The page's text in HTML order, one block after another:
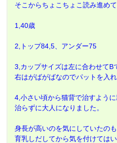
そこからちょこちょこ読み進めて
1,40歳
2,トップ84,5、アンダー75
3,カップサイズは左に合わせてB
右はがばがばなのでパットを入れ
4,小さい頃から猫背で治すよう
治らずに大人になりました。
身長が高いのを気にしていたのも
育乳しだしてから気を付けては